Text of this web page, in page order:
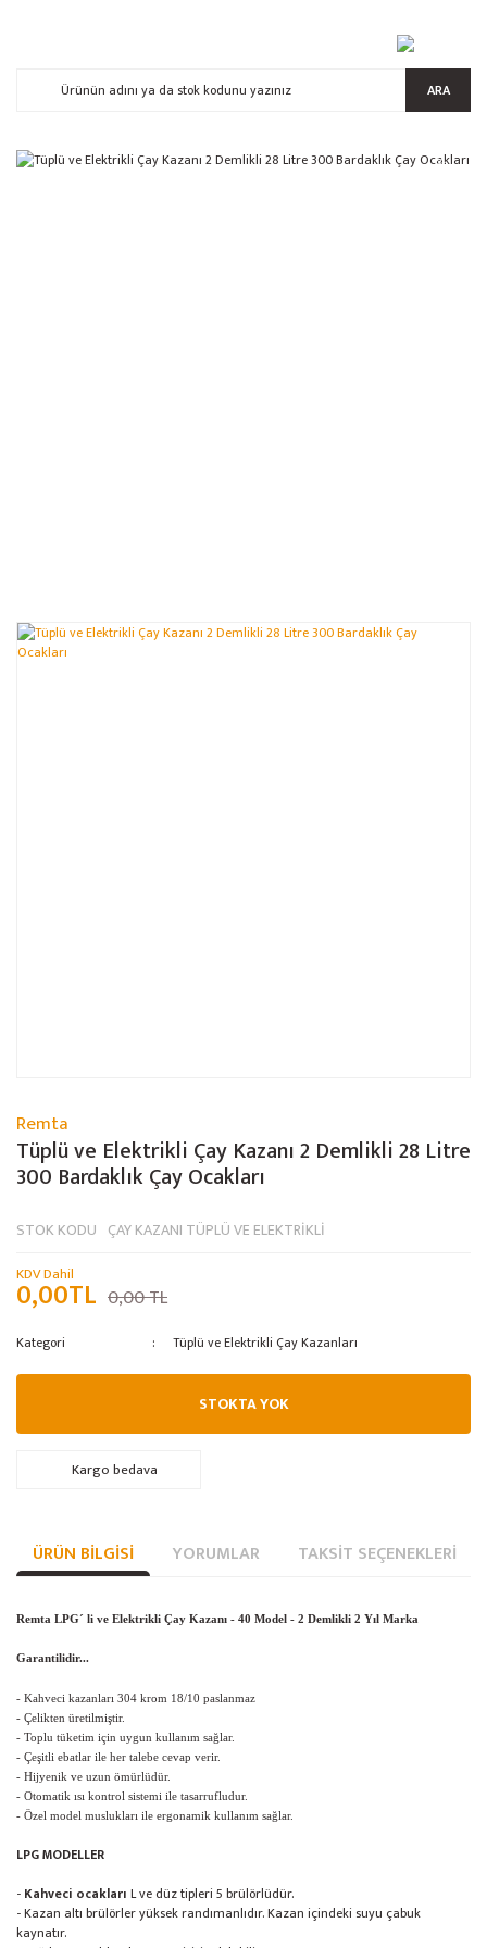
ARA
%5
Remta
Tüplü ve Elektrikli Çay Kazanı 2 Demlikli 28 Litre
300 Bardaklık Çay Ocakları
STOK KODU ÇAY KAZANI TÜPLÜ VE ELEKTRİKLİ
KDV Dahil
0,00TL 0,00 TL
Kategori Tüplü ve Elektrikli Çay Kazanları
STOKTA YOK
Kargo bedava
ÜRÜN BILGISI YORUMLAR TAKSIT SEÇENEKLERI
Remta LPG´ li ve Elektrikli Çay Kazanı - 40 Model - 2 Demlikli 2 Yıl Marka
Garantilidir...
- Kahveci kazanları 304 krom 18/10 paslanmaz
- Çelikten üretilmiştir.
- Toplu tüketim için uygun kullanım sağlar.
- Çeşitli ebatlar ile her talebe cevap verir.
- Hijyenik ve uzun ömürlüdür.
- Otomatik ısı kontrol sistemi ile tasarrufludur.
- Özel model muslukları ile ergonamik kullanım sağlar.
LPG MODELLER
- Kahveci ocakları L ve düz tipleri 5 brülörlüdür.
- Kazan altı brülörler yüksek randımanlıdır. Kazan içindeki suyu çabuk
kaynatır.